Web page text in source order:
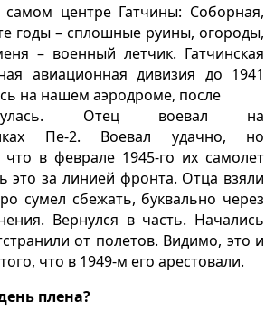
центре Гатчины: Соборная,
годы – сплошные руины, огороды,
– военный летчик. Гатчинская
авиационная дивизия до 1941
на нашем аэродроме, после
Отец воевал на
Пе-2. Воевал удачно, но
что в феврале 1945-го их самолет
это за линией фронта. Отца взяли
сумел сбежать, буквально через
Вернулся в часть. Начались
от полетов. Видимо, это и
что в 1949-м его арестовали.
плена?